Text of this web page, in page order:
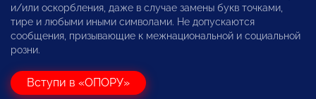
и/или оскорбления, даже в случае замены букв точками,
тире и любыми иными символами. Не допускаются
сообщения, призывающие к межнациональной и социальной
розни.
Вступи в «ОПОРУ»